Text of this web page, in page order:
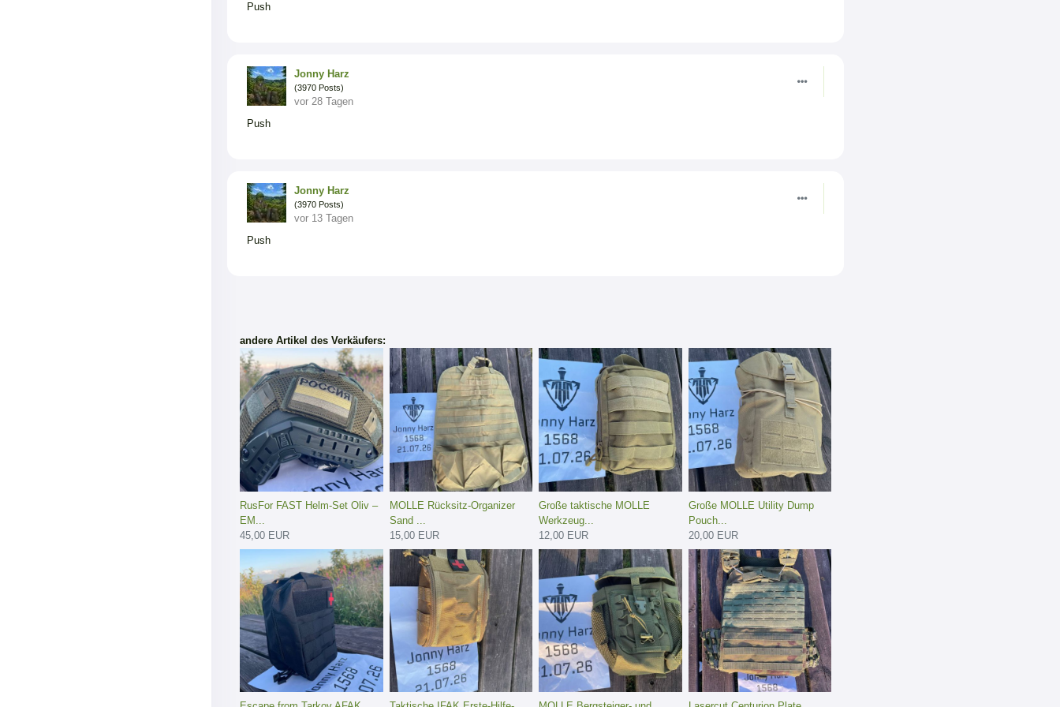
Push
Jonny Harz
(3970 Posts)
vor 28 Tagen
Push
Jonny Harz
(3970 Posts)
vor 13 Tagen
Push
andere Artikel des Verkäufers:
RusFor FAST Helm-Set Oliv –
EM...
45,00 EUR
MOLLE Rücksitz-Organizer
Sand ...
15,00 EUR
Große taktische MOLLE
Werkzeug...
12,00 EUR
Große MOLLE Utility Dump
Pouch...
20,00 EUR